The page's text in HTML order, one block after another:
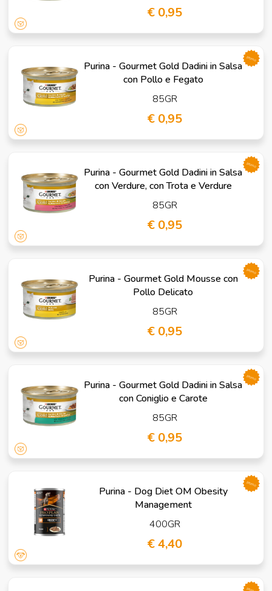
€ 0,95
Purina - Gourmet Gold Dadini in Salsa
con Pollo e Fegato
85GR
€ 0,95
promo
Purina - Gourmet Gold Dadini in Salsa
con Verdure, con Trota e Verdure
85GR
€ 0,95
promo
Purina - Gourmet Gold Mousse con
Pollo Delicato
85GR
€ 0,95
promo
Purina - Gourmet Gold Dadini in Salsa
con Coniglio e Carote
85GR
€ 0,95
promo
Purina - Dog Diet OM Obesity
Management
400GR
€ 4,40
promo